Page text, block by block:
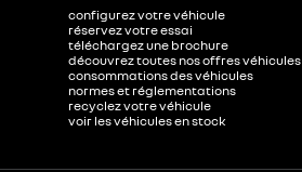
configurez votre véhicule
réservez votre essai
téléchargez une brochure
découvrez toutes nos offres véhicules
consommations des véhicules
normes et réglementations
recyclez votre véhicule
voir les véhicules en stock